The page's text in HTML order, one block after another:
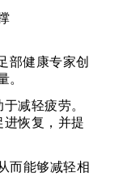
部健康专家创
。
减轻疲劳。
恢复，并提
而能够减轻相